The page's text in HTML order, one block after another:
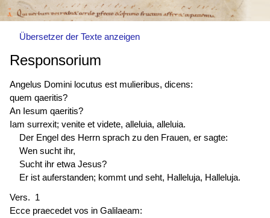
Übersetzer der Texte anzeigen
Responsorium
Angelus Domini locutus est mulieribus, dicens:
quem qaeritis?
An Iesum qaeritis?
Iam surrexit; venite et videte, alleluia, alleluia.
Der Engel des Herrn sprach zu den Frauen, er sagte:
Wen sucht ihr,
Sucht ihr etwa Jesus?
Er ist auferstanden; kommt und seht, Halleluja, Halleluja.
Vers. 1
Ecce praecedet vos in Galilaeam: